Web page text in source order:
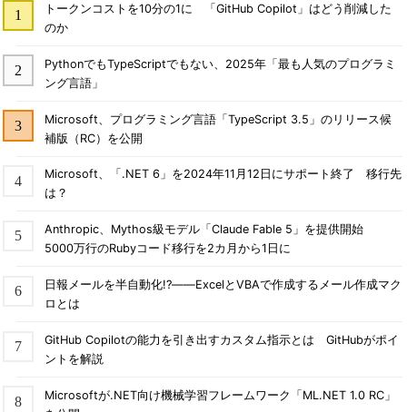
トークンコストを10分の1に 「GitHub Copilot」はどう削減した
のか
PythonでもTypeScriptでもない、2025年「最も人気のプログラミ
ング言語」
Microsoft、プログラミング言語「TypeScript 3.5」のリリース候
補版（RC）を公開
Microsoft、「.NET 6」を2024年11月12日にサポート終了 移行先
は？
Anthropic、Mythos級モデル「Claude Fable 5」を提供開始
5000万行のRubyコード移行を2カ月から1日に
日報メールを半自動化!?――ExcelとVBAで作成するメール作成マク
ロとは
GitHub Copilotの能力を引き出すカスタム指示とは GitHubがポイ
ントを解説
Microsoftが.NET向け機械学習フレームワーク「ML.NET 1.0 RC」